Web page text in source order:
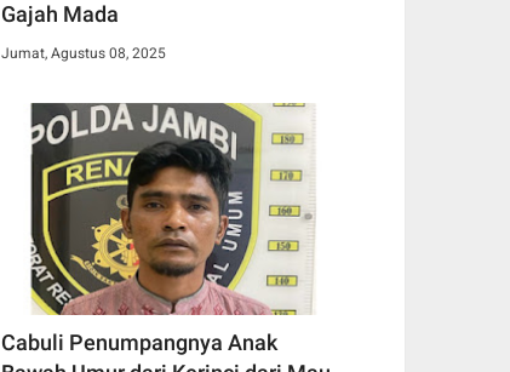
Gajah Mada
Jumat, Agustus 08, 2025
Cabuli Penumpangnya Anak